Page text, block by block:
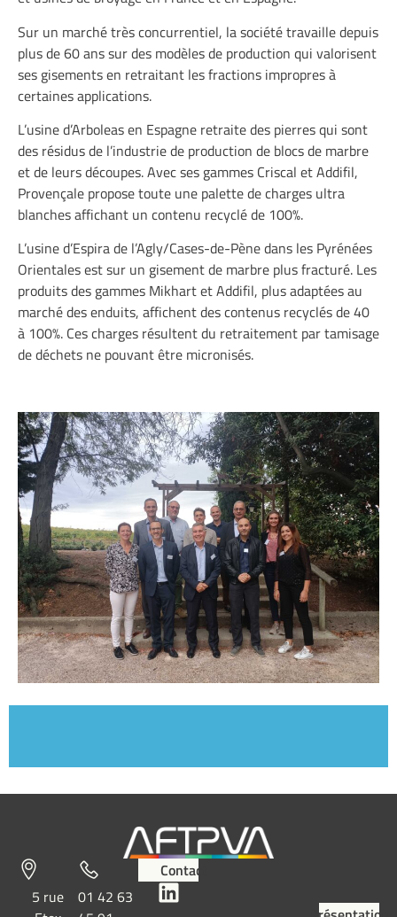
Sur un marché très concurrentiel, la société travaille depuis
plus de 60 ans sur des modèles de production qui valorisent
ses gisements en retraitant les fractions impropres à
certaines applications.
L’usine d’Arboleas en Espagne retraite des pierres qui sont
des résidus de l’industrie de production de blocs de marbre
et de leurs découpes. Avec ses gammes Criscal et Addifil,
Provençale propose toute une palette de charges ultra
blanches affichant un contenu recyclé de 100%.
L’usine d’Espira de l’Agly/Cases-de-Pène dans les Pyrénées
Orientales est sur un gisement de marbre plus fracturé. Les
produits des gammes Mikhart et Addifil, plus adaptées au
marché des enduits, affichent des contenus recyclés de 40
à 100%. Ces charges résultent du retraitement par tamisage
de déchets ne pouvant être micronisés.
5 rue
01 42 63
Contact